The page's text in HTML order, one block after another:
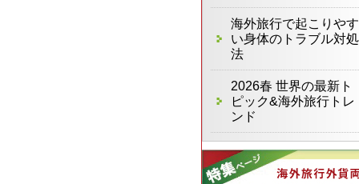
海外旅行で起こりやす
い身体のトラブル対処
法
2026春 世界の最新ト
ピック&海外旅行トレ
ンド